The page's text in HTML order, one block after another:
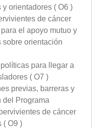
orientadores ( O6 )
de cáncer
el apoyo mutuo y
sobre orientación
para llegar a
( O7 )
previas, barreras y
Programa
de cáncer
( O9 )